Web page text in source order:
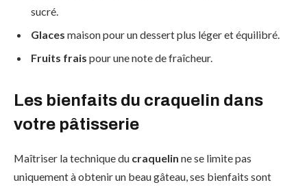
sucré.
Glaces maison pour un dessert plus léger et équilibré.
Fruits frais pour une note de fraîcheur.
Les bienfaits du craquelin dans
votre pâtisserie
Maîtriser la technique du craquelin ne se limite pas
uniquement à obtenir un beau gâteau, ses bienfaits sont